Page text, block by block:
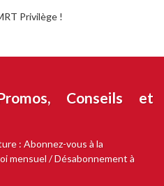
Privilège !
Conseils et
: Abonnez-vous à la
mensuel / Désabonnement à